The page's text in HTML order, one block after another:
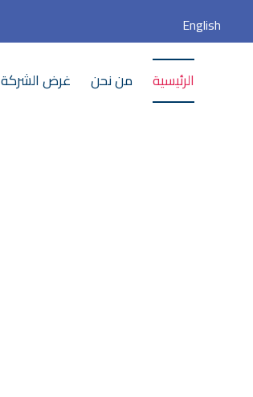
English
الرئيسية من نحن غرض الشركة